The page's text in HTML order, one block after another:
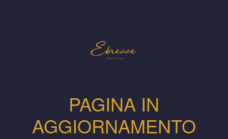
PAGINA IN
AGGIORNAMENTO